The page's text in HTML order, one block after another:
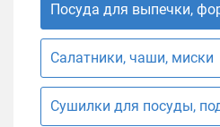
Посуда для выпечки,
Салатники, чаши, миски
Сушилки для посуды,